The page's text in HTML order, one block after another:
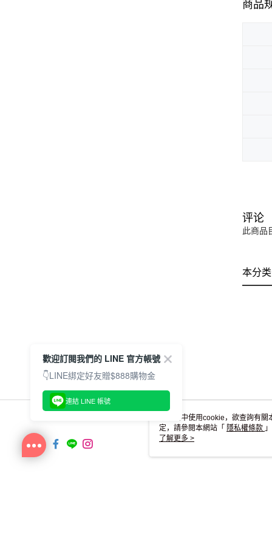
商品
评论
此商品
本分
本網站中使用cookie，欲查詢有
定，請參閱本網站「 隱私權條款
cookie。
了解更多 >
歡迎訂閱我們的 LINE 官方帳號
👇LINE綁定好友贈$888購物金
連結 LINE 帳號